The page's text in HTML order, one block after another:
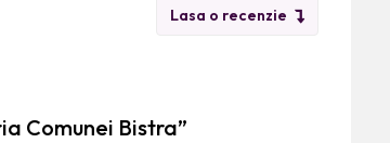
Lasa o recenzie
Comunei Bistra”